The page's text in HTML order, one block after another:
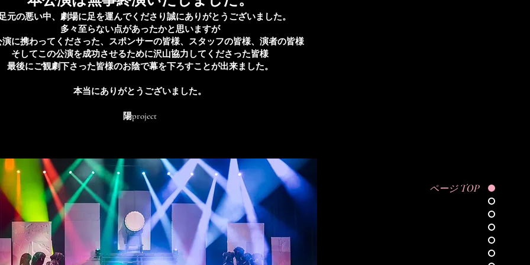
ページ TOP
元の悪い中、劇場に足を運んでくださり誠にありがとうございました。
多々至らない点があったかと思いますが
演に携わってくださった、スポンサーの皆様、スタッフの皆様、演者の皆様
そしてこの公演を成功させるために沢山協力してくださった皆様
最後にご観劇下さった皆様のお陰で幕を下ろすことが出来ました。
本当にありがとうございました。
​陽project